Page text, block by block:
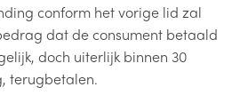
conform het vorige lid zal
dat de consument betaald
doch uiterlijk binnen 30
terugbetalen.